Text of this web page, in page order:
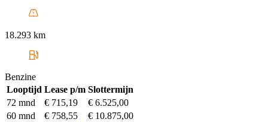
18.293 km
Benzine
Looptijd Lease p/m Slottermijn
72 mnd
€ 715,19
€ 6.525,00
60 mnd
€ 758,55
€ 10.875,00